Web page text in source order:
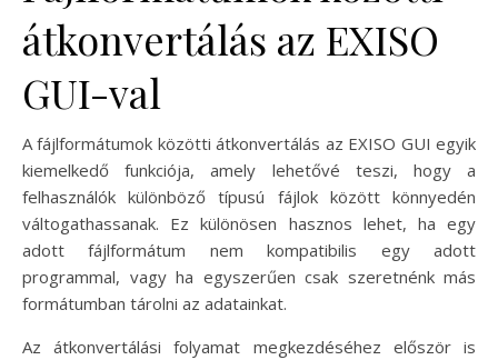
átkonvertálás az EXISO
GUI-val
A fájlformátumok közötti átkonvertálás az EXISO GUI egyik
kiemelkedő funkciója, amely lehetővé teszi, hogy a
felhasználók különböző típusú fájlok között könnyedén
váltogathassanak. Ez különösen hasznos lehet, ha egy
adott fájlformátum nem kompatibilis egy adott
programmal, vagy ha egyszerűen csak szeretnénk más
formátumban tárolni az adatainkat.
Az átkonvertálási folyamat megkezdéséhez először is